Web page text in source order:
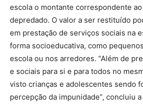
escola o montante correspondente
depredado. O valor a ser restituído
em prestação de serviços sociais na
forma socioeducativa, como
escola ou nos arredores. “Além de
e sociais para si e para todos no
visto crianças e adolescentes sendo
percepção da impunidade”, concluiu